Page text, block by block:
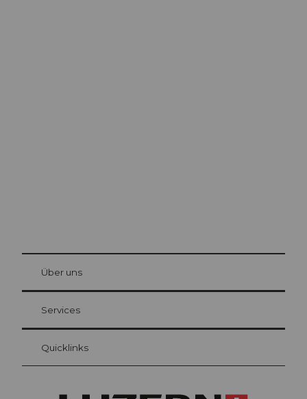
Gästekarte Luzern
Ihre Vorteile als Übernachtungsgast
at Bre
Über uns
Services
Quicklinks